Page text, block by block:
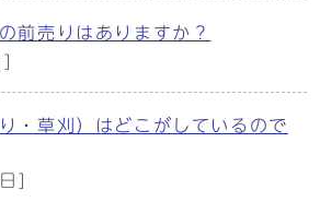
前売りはありますか？
・草刈）はどこがしているので
]